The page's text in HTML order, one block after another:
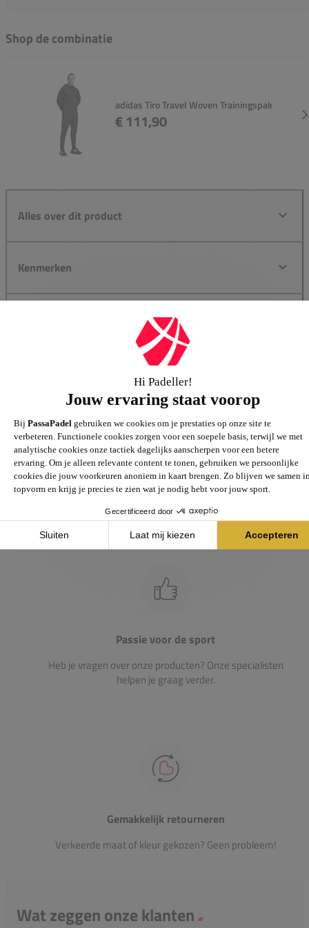
Shop de combinatie
adidas Tiro Travel Woven Trainingspak
€ 111,90
Alles over dit product
Kenmerken
0,0
Groot assortiment
Gigantisch assortiment met meer dan 21.000+
Passie voor de sport
Heb je vragen over onze producten? Onze specialisten
helpen je graag verder.
Gemakkelijk retourneren
Verkeerde maat of kleur gekozen? Geen probleem!
Wat zeggen onze klanten